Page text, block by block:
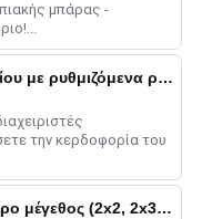
μπάρας -
Ενισχύστε τα έσοδα του γυμναστηρίου με ρυθμιζόμενα ράφια
την κερδοφορία του
Power Rack vs. Squat Rack: Καλύτερο μέγεθος (2x2, 2x3, 2x4)